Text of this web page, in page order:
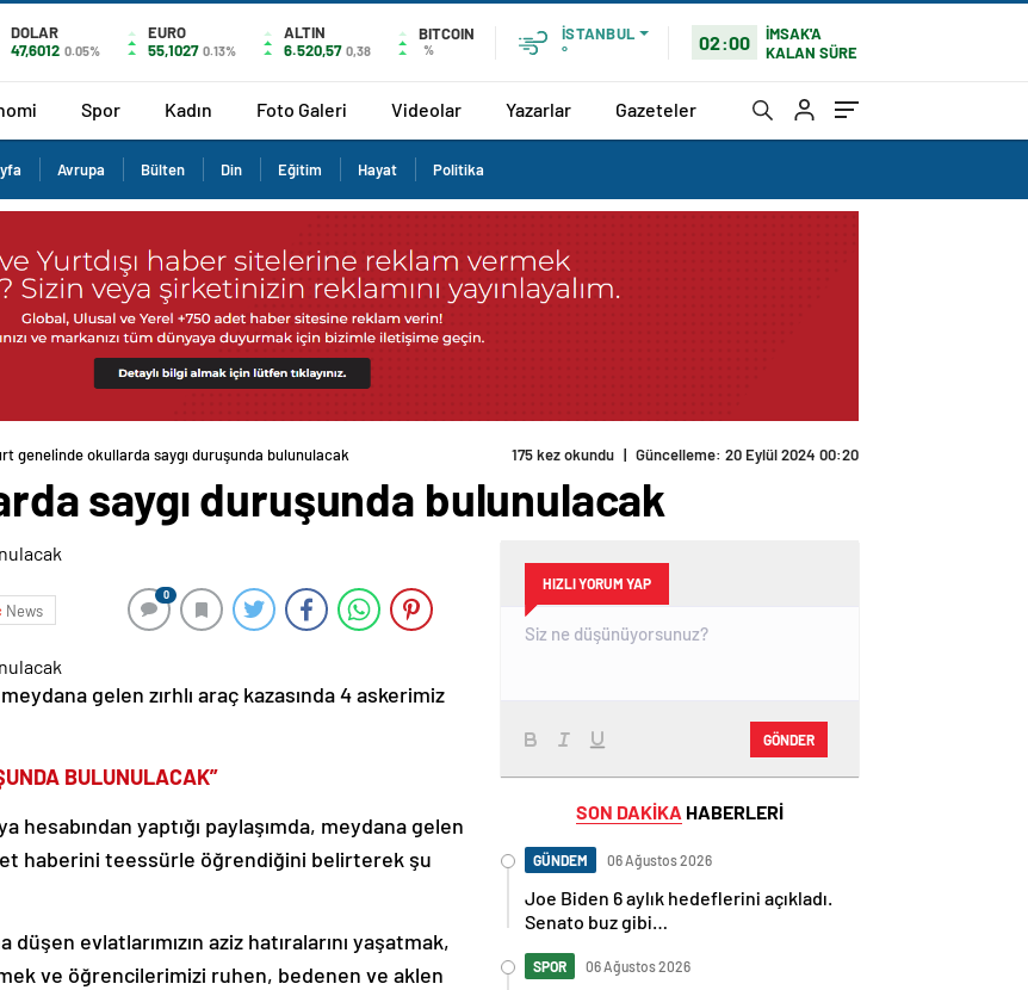
DOLAR
47,6012 0.05%
EURO
55,1027 0.13%
ALTIN
6.520,57 0,38
BITCOIN
%
İSTANBUL
°
02:00
İMSAK'A
KALAN SÜRE
Spor Kadın Foto Galeri Videolar Yazarlar Gazeteler
Avrupa Bülten Din Eğitim Hayat Politika
genelinde okullarda saygı duruşunda bulunulacak 175 kez okundu | Güncelleme: 20 Eylül 2024 00:20
saygı duruşunda bulunulacak
News
0
gelen zırhlı araç kazasında 4 askerimiz
BULUNULACAK”
hesabından yaptığı paylaşımda, meydana gelen
haberini teessürle öğrendiğini belirterek şu
evlatlarımızın aziz hatıralarını yaşatmak,
ve öğrencilerimizi ruhen, bedenen ve aklen
HIZLI YORUM YAP
GÖNDER
SON DAKİKA HABERLERİ
GÜNDEM 06 Ağustos 2026
Joe Biden 6 aylık hedeflerini açıkladı.
Senato buz gibi…
SPOR 06 Ağustos 2026